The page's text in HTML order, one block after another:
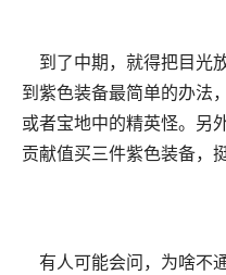
到了中期，就得把目光
到紫色装备最简单的办法
或者宝地中的精英怪。另
贡献值买三件紫色装备，
有人可能会问，为啥不